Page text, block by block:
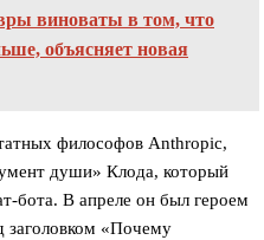
виноваты в том, что
объясняет новая
философов Anthropic,
души» Клода, который
бота. В апреле он был героем
заголовком «Почему